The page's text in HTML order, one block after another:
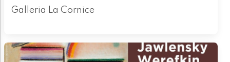
Galleria La Cornice